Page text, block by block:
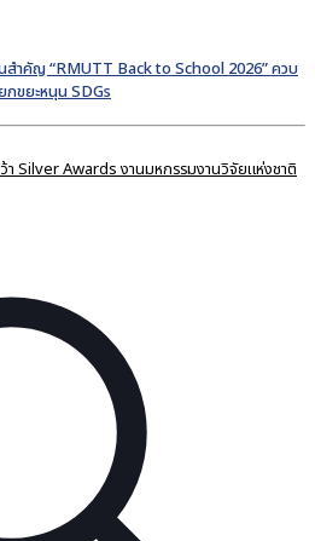
ำคัญ “RMUTT Back to School 2026” ควบ
ขยะหนุน SDGs